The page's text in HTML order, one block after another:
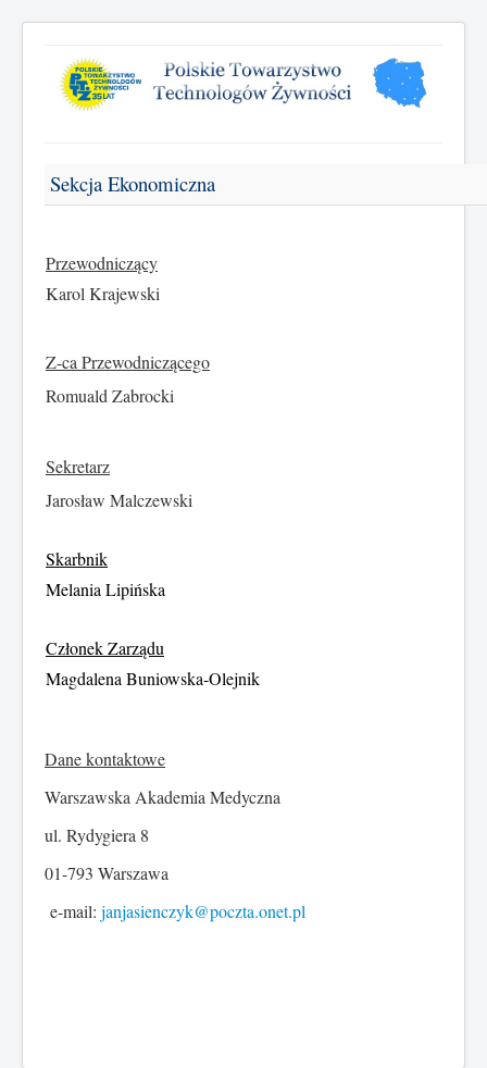
Sekcja Ekonomiczna
Przewodniczący
Karol Krajewski
Z-ca Przewodniczącego
Romuald Zabrocki
Sekretarz
Jarosław Malczewski
Skarbnik
Melania Lipińska
Członek Zarządu
Magdalena Buniowska-Olejnik
Dane kontaktowe
Warszawska Akademia Medyczna
ul. Rydygiera 8
01-793 Warszawa
e-mail: janjasienczyk@poczta.onet.pl